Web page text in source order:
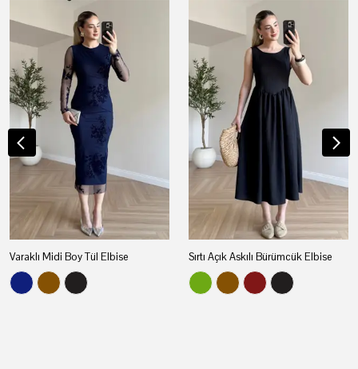
Varaklı Midi Boy Tül Elbise Sırtı Açık Askılı Bürümcük Elbise